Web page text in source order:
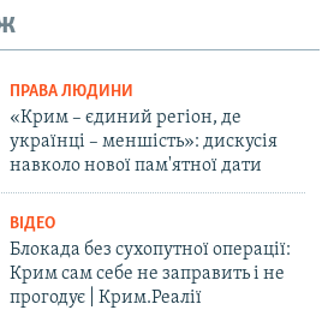
ПРАВА ЛЮДИНИ
«Крим – єдиний регіон, де
українці – меншість»: дискусія
навколо нової пам'ятної дати
ВІДЕО
Блокада без сухопутної операції:
Крим сам себе не заправить і не
прогодує | Крим.Реалії